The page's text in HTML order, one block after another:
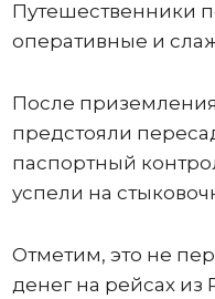
Путешественники
оперативные и
После
предстояли
паспортный
успели на
Отметим, это не
денег на рейсах